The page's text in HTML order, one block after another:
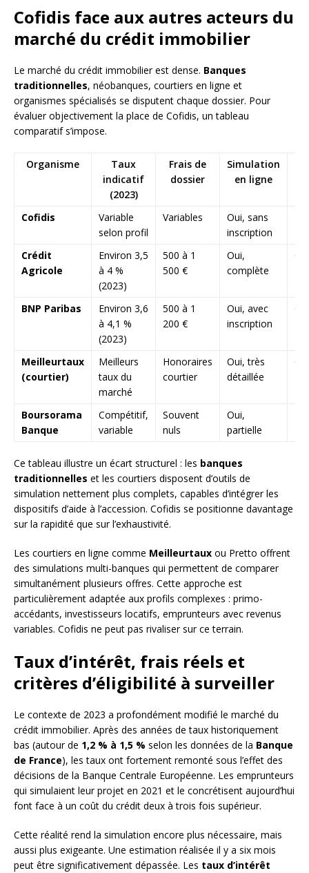
Cofidis face aux autres acteurs du
marché du crédit immobilier
Le marché du crédit immobilier est dense. Banques
traditionnelles, néobanques, courtiers en ligne et
organismes spécialisés se disputent chaque dossier. Pour
évaluer objectivement la place de Cofidis, un tableau
comparatif s’impose.
Organisme
Taux
indicatif
(2023)
Frais de
dossier
Simulation
en ligne
Cofidis
Variable
selon profil
Variables
Oui, sans
inscription
Crédit
Agricole
Environ 3,5
à 4 %
(2023)
500 à 1
500 €
Oui,
complète
Oui
BNP Paribas
Environ 3,6
à 4,1 %
(2023)
500 à 1
200 €
Oui, avec
inscription
Oui
Meilleurtaux
(courtier)
Meilleurs
taux du
marché
Honoraires
courtier
Oui, très
détaillée
Oui
Boursorama
Banque
Compétitif,
variable
Souvent
nuls
Oui,
partielle
Ce tableau illustre un écart structurel : les banques
traditionnelles et les courtiers disposent d’outils de
simulation nettement plus complets, capables d’intégrer les
dispositifs d’aide à l’accession. Cofidis se positionne davantage
sur la rapidité que sur l’exhaustivité.
Les courtiers en ligne comme Meilleurtaux ou Pretto offrent
des simulations multi-banques qui permettent de comparer
simultanément plusieurs offres. Cette approche est
particulièrement adaptée aux profils complexes : primo-
accédants, investisseurs locatifs, emprunteurs avec revenus
variables. Cofidis ne peut pas rivaliser sur ce terrain.
Taux d’intérêt, frais réels et
critères d’éligibilité à surveiller
Le contexte de 2023 a profondément modifié le marché du
crédit immobilier. Après des années de taux historiquement
bas (autour de 1,2 % à 1,5 % selon les données de la Banque
de France), les taux ont fortement remonté sous l’effet des
décisions de la Banque Centrale Européenne. Les emprunteurs
qui simulaient leur projet en 2021 et le concrétisent aujourd’hui
font face à un coût du crédit deux à trois fois supérieur.
Cette réalité rend la simulation encore plus nécessaire, mais
aussi plus exigeante. Une estimation réalisée il y a six mois
peut être significativement dépassée. Les taux d’intérêt